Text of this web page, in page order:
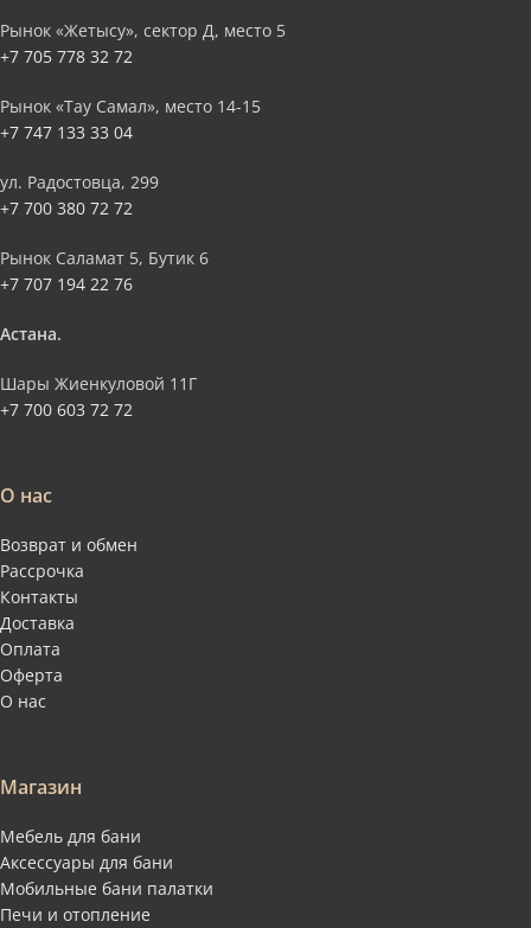
Рынок «Жетысу», сектор Д, место 5
+7 705 778 32 72
Рынок «Тау Самал», место 14-15
+7 747 133 33 04
ул. Радостовца, 299
+7 700 380 72 72
Рынок Саламат 5, Бутик 6
+7 707 194 22 76
Астана.
Шары Жиенкуловой 11Г
+7 700 603 72 72
О нас
Возврат и обмен
Рассрочка
Контакты
Доставка
Оплата
Оферта
О нас
Магазин
Мебель для бани
Аксессуары для бани
Мобильные бани палатки
Печи и отопление